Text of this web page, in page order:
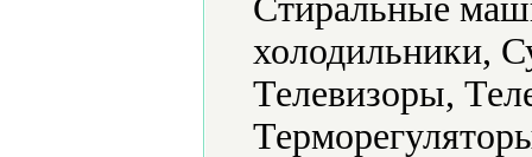
Стиральные
холодильники,
Телевизоры,